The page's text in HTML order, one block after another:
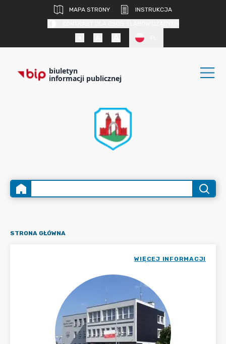
MAPA STRONY
INSTRUKCJA
biuletyn
informacji publicznej
STRONA GŁÓWNA
WIĘCEJ INFORMACJI